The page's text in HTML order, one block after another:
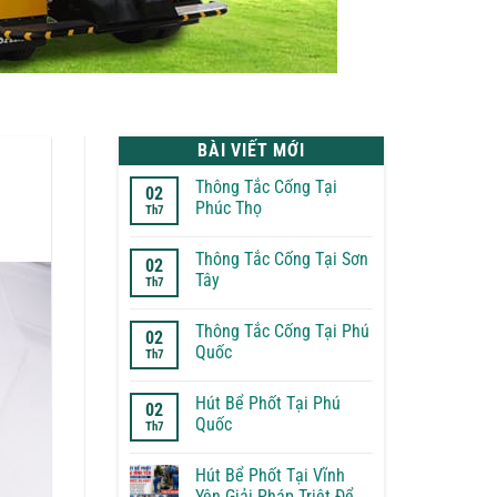
BÀI VIẾT MỚI
02
Th7
Thông Tắc Cống Tại
Phúc Thọ
bình
luận
ở
Cống
Tại
Phúc
02
Th7
Thông Tắc Cống Tại Sơn
Tây
bình
luận
ở
Cống
Tại
Sơn
02
Th7
Thông Tắc Cống Tại Phú
Quốc
bình
luận
ở
Cống
Tại
02
Th7
Hút Bể Phốt Tại Phú
Quốc
bình
luận
Hút Bể Phốt Tại Vĩnh